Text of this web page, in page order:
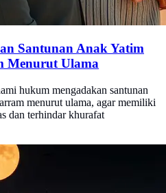
Santunan Anak Yatim
Menurut Ulama
hukum mengadakan santunan
menurut ulama, agar memiliki
dan terhindar khurafat